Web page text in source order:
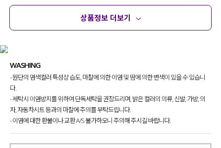
상품정보 더보기
WASHING
- 원단의 염색컬러 특성상 습도, 마찰에 의한 이염 및 땀에 의한 변색이 있을 수 있습니
다.
- 세탁시 이염방지를 위하여 단독세탁을 권장드리며, 밝은 컬러의 의류, 신발, 가방, 의
자, 자동차시트 등과의 마찰에 주의를 부탁드립니다.
- 이염에 대한 환불이나 교환 A/S 불가하오니 주의해 주시길 바랍니다.